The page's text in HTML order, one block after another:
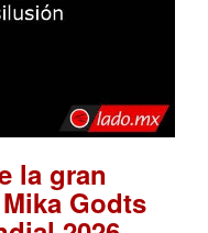
la gran
Godts